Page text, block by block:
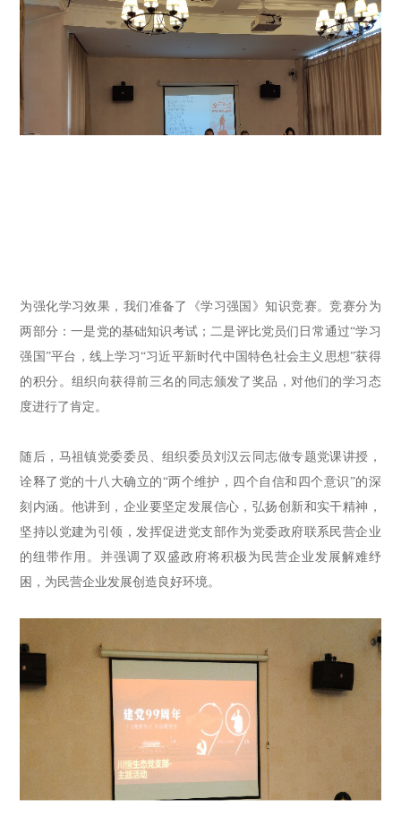
为强化学习效果 ，我们准备了《学习强国》知识竞赛。竞赛分为
两部分：一是党的基础知识考试；二是评比党员们日常通过“学习
强国”平台，线上学习 “习近平新时代中国特色社会主义思想”获得
的积分。组织 向获得前三名的同志颁发了奖品 ，对他们的学习态
度进行了肯定。
随后， 马祖镇党委委员、组织委员刘汉云同志做专题党课讲授 ，
诠释了党的十八大确立的“两个维护，四个自信和四个意识”的深
刻内涵。他讲到， 企业要坚定发展信心，弘扬创新和实干精神，
坚持以党建为引领，发挥促进党支部作为党委政府联系民营企业
的纽带作用。 并强调了双盛政府将积极为民营企业发展解难纾
困，为民营企业发展创造良好环境。